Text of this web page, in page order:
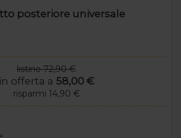
posteriore universale
listino 72,90 €
in offerta a 58,00 €
risparmi 14,90 €